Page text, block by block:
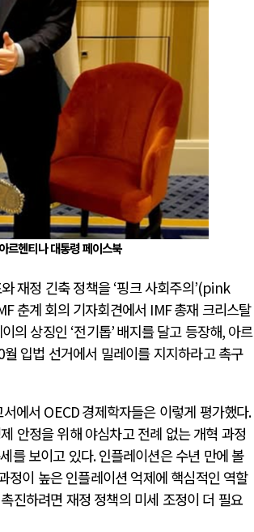
르헨티나 대통령 페이스북
재정 긴축 정책을‘핑크 사회주의’(pink
춘계 회의 기자회견에서 IMF총재 크리스탈
의 상징인 ‘전기톱’배지를 달고 등장해, 아르
월 입법 선거에서 밀레이를 지지하라고 촉구
에서 OECD경제학자들은 이렇게 평가했다.
안정을 위해 야심차고 전례 없는 개혁 과정
를 보이고 있다.인플레이션은 수년 만에 볼
정이 높은 인플레이션 억제에 핵심적인 역할
진하려면 재정 정책의 미세 조정이 더 필요